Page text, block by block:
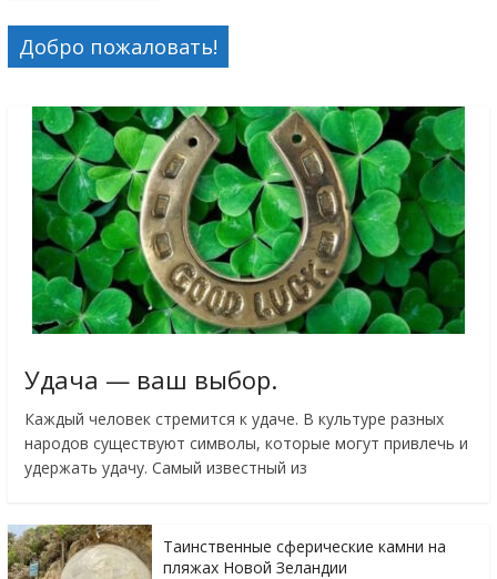
Добро пожаловать!
Удача — ваш выбор.
Каждый человек стремится к удаче. В культуре разных
народов существуют символы, которые могут привлечь и
удержать удачу. Самый известный из
Таинственные сферические камни на
пляжах Новой Зеландии